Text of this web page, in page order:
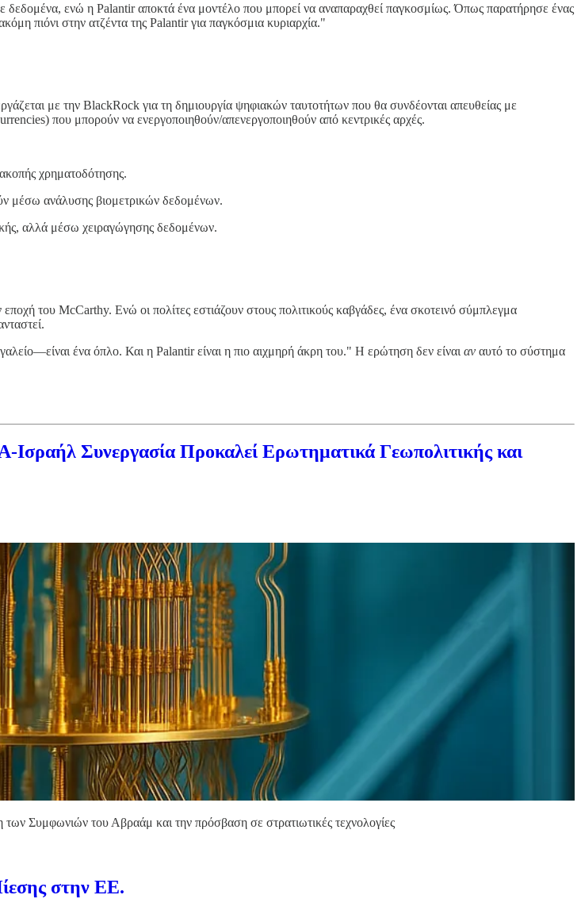
ενώ η Palantir αποκτά ένα μοντέλο που μπορεί να αναπαραχθεί παγκοσμίως. Όπως παρατήρησε ένας
πιόνι στην ατζέντα της Palantir για παγκόσμια κυριαρχία."
με την BlackRock για τη δημιουργία ψηφιακών ταυτοτήτων που θα συνδέονται απευθείας με
που μπορούν να ενεργοποιηθούν/απενεργοποιηθούν από κεντρικές αρχές.
χρηματοδότησης.
μέσω ανάλυσης βιομετρικών δεδομένων.
αλλά μέσω χειραγώγησης δεδομένων.
του McCarthy. Ενώ οι πολίτες εστιάζουν στους πολιτικούς καβγάδες, ένα σκοτεινό σύμπλεγμα
ένα όπλο. Και η Palantir είναι η πιο αιχμηρή άκρη του." Η ερώτηση δεν είναιαν αυτό το σύστημα
Συνεργασία Προκαλεί Ερωτηματικά Γεωπολιτικής και
Συμφωνιών του Αβραάμ και την πρόσβαση σε στρατιωτικές τεχνολογίες
στην ΕΕ.